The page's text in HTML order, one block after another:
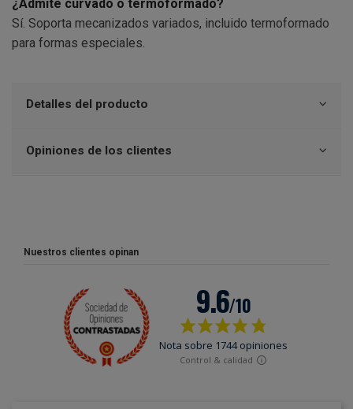
¿Admite curvado o termoformado?
Sí. Soporta mecanizados variados, incluido termoformado
para formas especiales.
Detalles del producto
Opiniones de los clientes
Nuestros clientes opinan